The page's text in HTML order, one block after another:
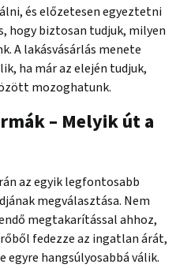
és előzetesen egyeztetni
hogy biztosan tudjuk, milyen
A lakásvásárlás menete
ha már az elején tudjuk,
mozoghatunk.
– Melyik út a
az egyik legfontosabb
megválasztása. Nem
megtakarítással ahhoz,
fedezze az ingatlan árát,
egyre hangsúlyosabbá válik.